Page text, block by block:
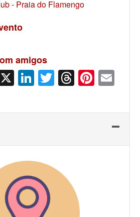
- Praia do Flamengo
amigos
X LinkedIn
Twitter
Threads